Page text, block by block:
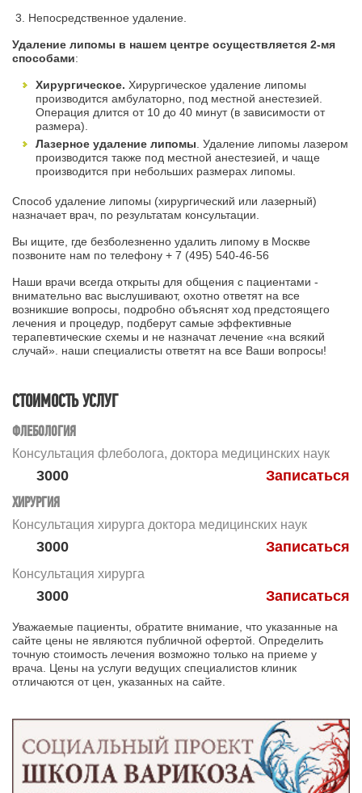
Непосредственное удаление.
Удаление липомы в нашем центре осуществляется 2-мя
способами:
Хирургическое. Хирургическое удаление липомы
производится амбулаторно, под местной анестезией.
Операция длится от 10 до 40 минут (в зависимости от
размера).
Лазерное удаление липомы. Удаление липомы лазером
производится также под местной анестезией, и чаще
производится при небольших размерах липомы.
Способ удаление липомы (хирургический или лазерный)
назначает врач, по результатам консультации.
Вы ищите, где безболезненно удалить липому в Москве
позвоните нам по телефону + 7 (495) 540-46-56
Наши врачи всегда открыты для общения с пациентами -
внимательно вас выслушивают, охотно ответят на все
возникшие вопросы, подробно объяснят ход предстоящего
лечения и процедур, подберут самые эффективные
терапевтические схемы и не назначат лечение «на всякий
случай». наши специалисты ответят на все Ваши вопросы!
СТОИМОСТЬ УСЛУГ
ФЛЕБОЛОГИЯ
Консультация флеболога, доктора медицинских наук
Записаться
3000
ХИРУРГИЯ
Консультация хирурга доктора медицинских наук
Записаться
3000
Консультация хирурга
Записаться
3000
Уважаемые пациенты, обратите внимание, что указанные на
сайте цены не являются публичной офертой. Определить
точную стоимость лечения возможно только на приеме у
врача. Цены на услуги ведущих специалистов клиник
отличаются от цен, указанных на сайте.